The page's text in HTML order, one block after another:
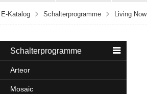
E-Katalog Schalterprogramme Living Now
Schalterprogramme
Arteor
Mosaic